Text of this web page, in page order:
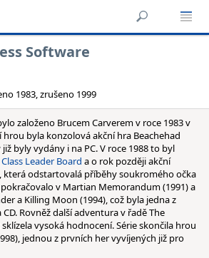
Software
1983, zrušeno 1999
založeno Brucem Carverem v roce 1983 v
hrou byla konzolová akční hra Beachehad
byly vydány i na PC. V roce 1988 to byl
Leader Board a o rok později akční
která odstartovalá příběhy soukromého očka
v Martian Memorandum (1991) a
a Killing Moon (1994), což byla jedna z
Rovněž další adventura v řadě The
vysoká hodnocení. Série skončila hrou
jednou z prvních her vyvíjených již pro